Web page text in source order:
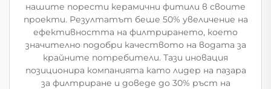
нашите порести керамични фитили в своите
проекти. Резултатът беше 50% увеличение на
ефективността на филтрирането, което
значително подобри качеството на водата за
крайните потребители. Тази иновация
позиционира компанията като лидер на пазара
за филтриране и доведе до 30% ръст на